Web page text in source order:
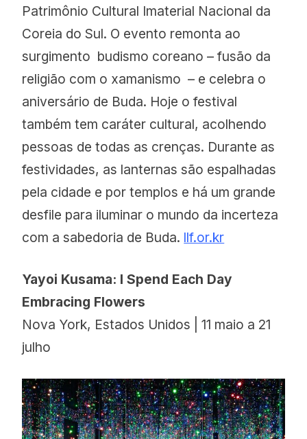
Patrimônio Cultural Imaterial Nacional da
Coreia do Sul. O evento remonta ao
surgimento budismo coreano – fusão da
religião com o xamanismo – e celebra o
aniversário de Buda. Hoje o festival
também tem caráter cultural, acolhendo
pessoas de todas as crenças. Durante as
festividades, as lanternas são espalhadas
pela cidade e por templos e há um grande
desfile para iluminar o mundo da incerteza
com a sabedoria de Buda. llf.or.kr
Yayoi Kusama: I Spend Each Day
Embracing Flowers
Nova York, Estados Unidos | 11 maio a 21
julho